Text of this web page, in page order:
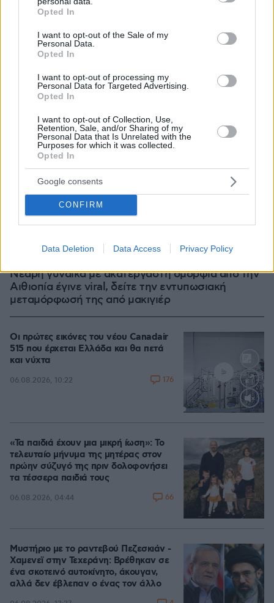
grant or deny consent to Google and its third-party tags to
use your data for below specified purposes in below Google
consent section.
Opted In
I want to opt-out of the Sale of my
Personal Data.
Opted In
I want to opt-out of processing my
Personal Data for Targeted Advertising.
Opted In
I want to opt-out of Collection, Use,
Retention, Sale, and/or Sharing of my
Personal Data that Is Unrelated with the
Purposes for which it was collected.
Opted In
Google consents
CONFIRM
Data Deletion Data Access Privacy Policy
Νεαρή γυναίκα με ακατέργαστη ομορφιά από την
Αιθιοπία έγινε viral, δείτε την εντυπωσιακή
μεταμόρφωσή της από μακιγιέρ
Loaded:
Οι πρώτες εικόνες του νέου Canadair
515 που έρχεται Ελλάδα και θα πετά
και νύχτα
06.08.2026, 10:22 176
«Τα παιδιά έχουν μια μικρή ίωση»: Το
τελευταίο μήνυμα της μητέρας στον
πρώην σύζυγό της πριν δολοφονήσει
τα τέσσερα παιδιά τους
06.08.2026, 04:44 66
Μυστήριο με το ραντεβού Πεζεσκιάν -
Χαμενεϊ στην Τεχεράνη: Βρέθηκαν σε
ένα σκοτεινό αυτοκίνητο, άκουγαν,
αλλά δεν έβλεπαν ο ένας τον άλλο